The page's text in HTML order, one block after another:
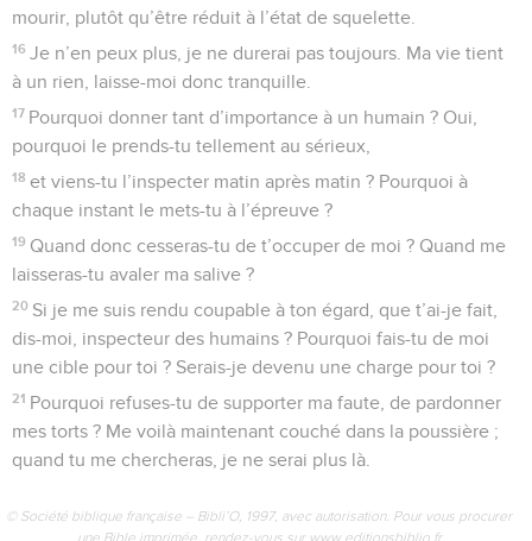
mourir, plutôt qu’être réduit à l’état de squelette.
16 Je n’en peux plus, je ne durerai pas toujours. Ma vie tient
à un rien, laisse-moi donc tranquille.
17 Pourquoi donner tant d’importance à un humain ? Oui,
pourquoi le prends-tu tellement au sérieux,
18 et viens-tu l’inspecter matin après matin ? Pourquoi à
chaque instant le mets-tu à l’épreuve ?
19 Quand donc cesseras-tu de t’occuper de moi ? Quand me
laisseras-tu avaler ma salive ?
20 Si je me suis rendu coupable à ton égard, que t’ai-je fait,
dis-moi, inspecteur des humains ? Pourquoi fais-tu de moi
une cible pour toi ? Serais-je devenu une charge pour toi ?
21 Pourquoi refuses-tu de supporter ma faute, de pardonner
mes torts ? Me voilà maintenant couché dans la poussière ;
quand tu me chercheras, je ne serai plus là.
© Société biblique française – Bibli’O, 1997, avec autorisation. Pour vous procurer
une Bible imprimée, rendez-vous sur www.editionsbiblio.fr